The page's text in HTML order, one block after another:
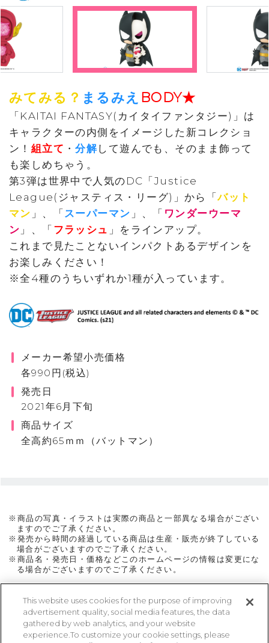
みてみる？ まるみえ BODY★
「KAITAI FANTASY(カイタイファンタジー)」は
キャラクターの内側をイメージした新コレクショ
ン！ 組立て ・分解して遊んでも、そのまま飾って
も楽しめちゃう。
第3弾は世界中で人気のDC「Justice
League(ジャスティス・リーグ)」から「バット
マン 」、「 スーパーマン 」、「 ワンダーウーマ
ン 」、「 フラッシュ 」をラインアップ。
これまで見たことないインパクトあるデザインを
お楽しみください！
※全4種のうちいずれか1種が入っています。
メーカー希望小売価格
各990円(税込)
発売日
2021年6月下旬
商品サイズ
全高約65ｍｍ（バットマン）
※商品の写真・イラストは実際の商品と一部異なる場合がござい
ますのでご了承ください。
※発売から時間の経過している商品は生産・販売が終了している
場合がございますのでご了承ください。
※商品名・発売日・価格などこのホームページの情報は変更にな
る場合がございますのでご了承ください。
ページトップに戻る
This website uses cookies for the purpose of improving
advertisement quality, social media features, the data
gathered by web analytics, and your website
experience.To customize your cookie settings, please